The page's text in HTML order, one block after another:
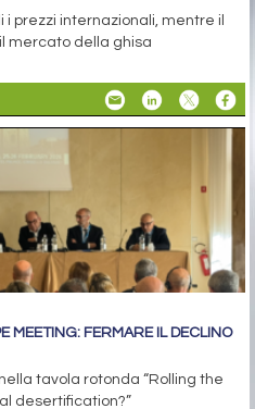
prezzi internazionali, mentre il
mercato della ghisa
MEETING: FERMARE IL DECLINO
tavola rotonda “Rolling the
desertification?”